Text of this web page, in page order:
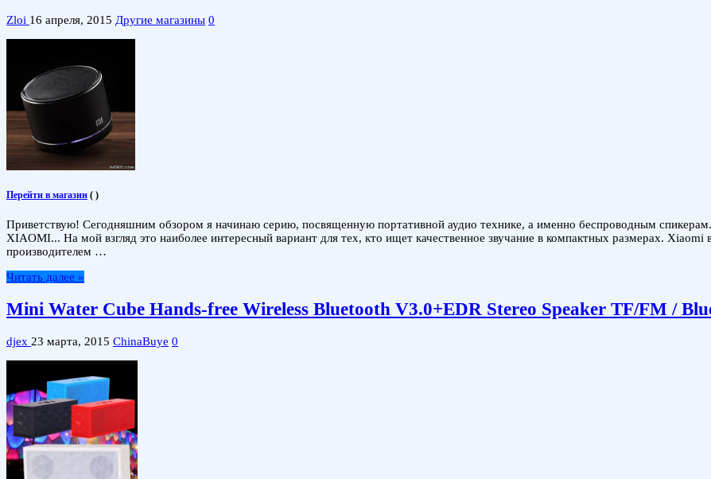
Zloi 16 апреля, 2015 Другие магазины 0
Перейти в магазин ( )
Приветствую! Сегодняшним обзором я начинаю серию, посвященную портативной аудио технике, а именно беспроводным
XIAOMI... На мой взгляд это наиболее интересный вариант для тех, кто ищет качественное звучание в компактных размерах. Xiaomi
производителем …
Читать далее »
Mini Water Cube Hands-free Wireless Bluetooth V3.0+EDR Stereo Speaker TF/FM /
djex 23 марта, 2015 ChinaBuye 0